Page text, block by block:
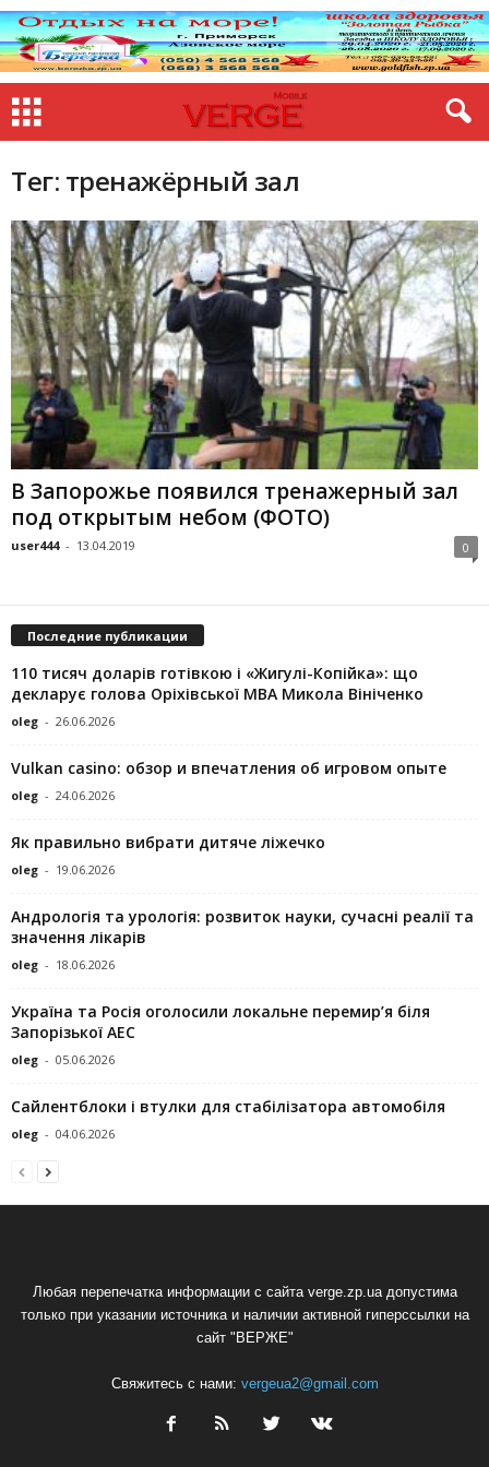
Тег: тренажёрный зал
В Запорожье появился тренажерный зал
под открытым небом (ФОТО)
user444 - 13.04.2019 0
Последние публикации
110 тисяч доларів готівкою і «Жигулі-Копійка»: що
декларує голова Оріхівської МВА Микола Вініченко
oleg - 26.06.2026
Vulkan casino: обзор и впечатления об игровом опыте
oleg - 24.06.2026
Як правильно вибрати дитяче ліжечко
oleg - 19.06.2026
Андрологія та урологія: розвиток науки, сучасні реалії та
значення лікарів
oleg - 18.06.2026
Україна та Росія оголосили локальне перемир’я біля
Запорізької АЕС
oleg - 05.06.2026
Сайлентблоки і втулки для стабілізатора автомобіля
oleg - 04.06.2026
Любая перепечатка информации с сайта verge.zp.ua допустима
только при указании источника и наличии активной гиперссылки на
сайт "ВЕРЖЕ"
Свяжитесь с нами: vergeua2@gmail.com